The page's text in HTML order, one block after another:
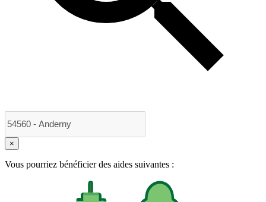
×
Vous pourriez bénéficier des aides suivantes :